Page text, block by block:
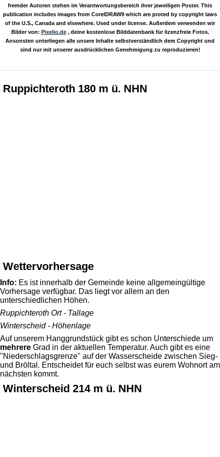
fremder Autoren stehen im Verantwortungsbereich ihrer jeweiligen Poster. This
publication includes images from CorelDRAW9 which are proted by copyright laws
of the U.S., Canada and elsewhere. Used under license. Außerdem verwenden wir
Bilder von: Pixelio.de, deine kostenlose Bilddatenbank für lizenzfreie Fotos.
Ansonsten unterliegen alle unsere Inhalte selbstverständlich dem Copyright und
sind nur mit unserer ausdrücklichen Genehmigung zu reproduzieren!
Ruppichteroth 180 m ü. NHN
Wettervorhersage
Info: Es ist innerhalb der Gemeinde keine allgemeingültige
Vorhersage verfügbar. Das liegt vor allem an den
unterschiedlichen Höhen.
Ruppichteroth Ort - Tallage
Winterscheid - Höhenlage
Auf unserem Hanggrundstück gibt es schon Unterschiede um
mehrere Grad in der aktuellen Temperatur. Auch gibt es eine
"Niederschlagsgrenze" auf der Wasserscheide zwischen Sieg-
und Bröltal. Entscheidet für euch selbst was eurem Wohnort am
nächsten kommt.
Winterscheid 214 m ü. NHN